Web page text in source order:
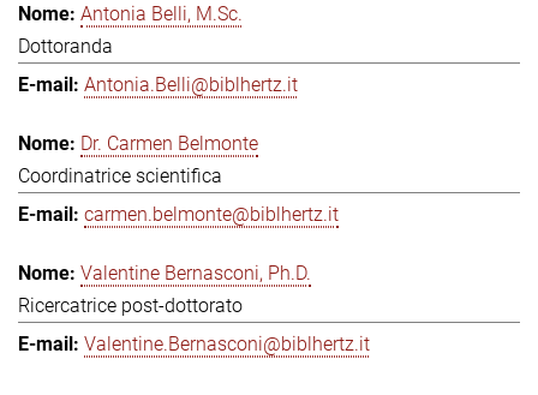
Antonia Belli, M.Sc.
Dottoranda
Antonia.Belli@biblhertz.it
Dr. Carmen Belmonte
Coordinatrice scientifica
carmen.belmonte@biblhertz.it
Valentine Bernasconi, Ph.D.
Ricercatrice post-dottorato
Valentine.Bernasconi@biblhertz.it